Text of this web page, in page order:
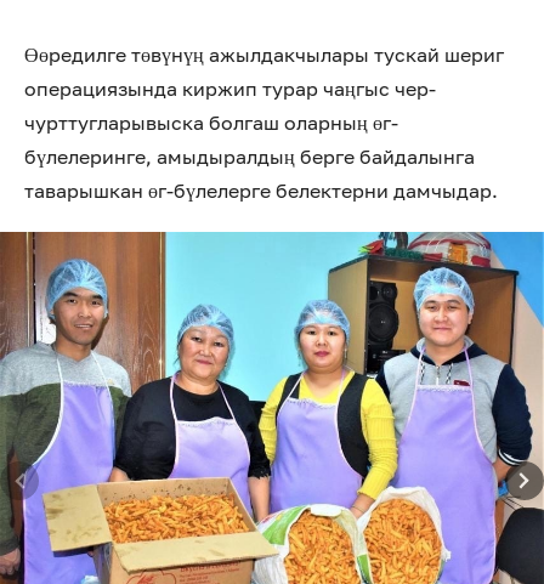
Өөредилге төвүнүң ажылдакчылары тускай шериг
операциязында киржип турар чаңгыс чер-
чурттугларывыска болгаш оларның өг-
бүлелеринге, амыдыралдың берге байдалынга
таварышкан өг-бүлелерге белектерни дамчыдар.